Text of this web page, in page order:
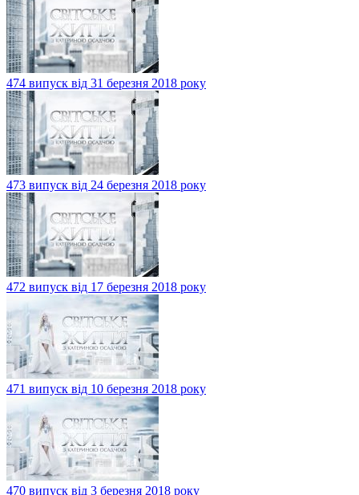
474 випуск від 31 березня 2018 року
473 випуск від 24 березня 2018 року
472 випуск від 17 березня 2018 року
471 випуск від 10 березня 2018 року
470 випуск від 3 березня 2018 року